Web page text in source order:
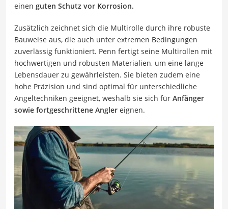
einen guten Schutz vor Korrosion.
Zusätzlich zeichnet sich die Multirolle durch ihre robuste
Bauweise aus, die auch unter extremen Bedingungen
zuverlässig funktioniert. Penn fertigt seine Multirollen mit
hochwertigen und robusten Materialien, um eine lange
Lebensdauer zu gewährleisten. Sie bieten zudem eine
hohe Präzision und sind optimal für unterschiedliche
Angeltechniken geeignet, weshalb sie sich für Anfänger
sowie fortgeschrittene Angler eignen.